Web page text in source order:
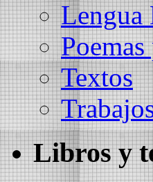
Lengua
Textos
Libros y